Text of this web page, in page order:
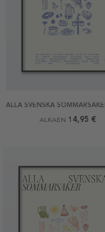
ALKAEN 14,95 €